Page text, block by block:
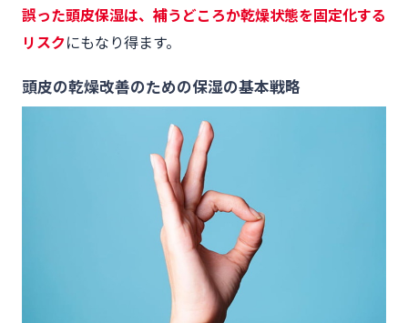
誤った頭皮保湿は、補うどころか乾燥状態を固定化する
リスクにもなり得ます。
頭皮の乾燥改善のための保湿の基本戦略